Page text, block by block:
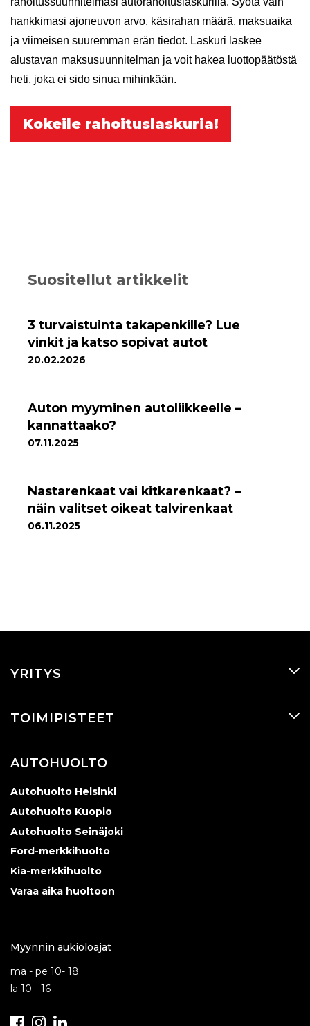
hankkimasi ajoneuvon arvo, käsirahan määrä, maksuaika
ja viimeisen suuremman erän tiedot. Laskuri laskee
alustavan maksusuunnitelman ja voit hakea luottopäätöstä
heti, joka ei sido sinua mihinkään.
Kokeile rahoituslaskuria!
Suositellut artikkelit
3 turvaistuinta takapenkille? Lue
vinkit ja katso sopivat autot
20.02.2026
Auton myyminen autoliikkeelle –
kannattaako?
07.11.2025
Nastarenkaat vai kitkarenkaat? –
näin valitset oikeat talvirenkaat
06.11.2025
YRITYS
TOIMIPISTEET
AUTOHUOLTO
Autohuolto Helsinki
Autohuolto Kuopio
Autohuolto Seinäjoki
Ford-merkkihuolto
Kia-merkkihuolto
Varaa aika huoltoon
Myynnin aukioloajat
ma - pe 10- 18
la 10 - 16
Facebook
Instagram
LinkedIn